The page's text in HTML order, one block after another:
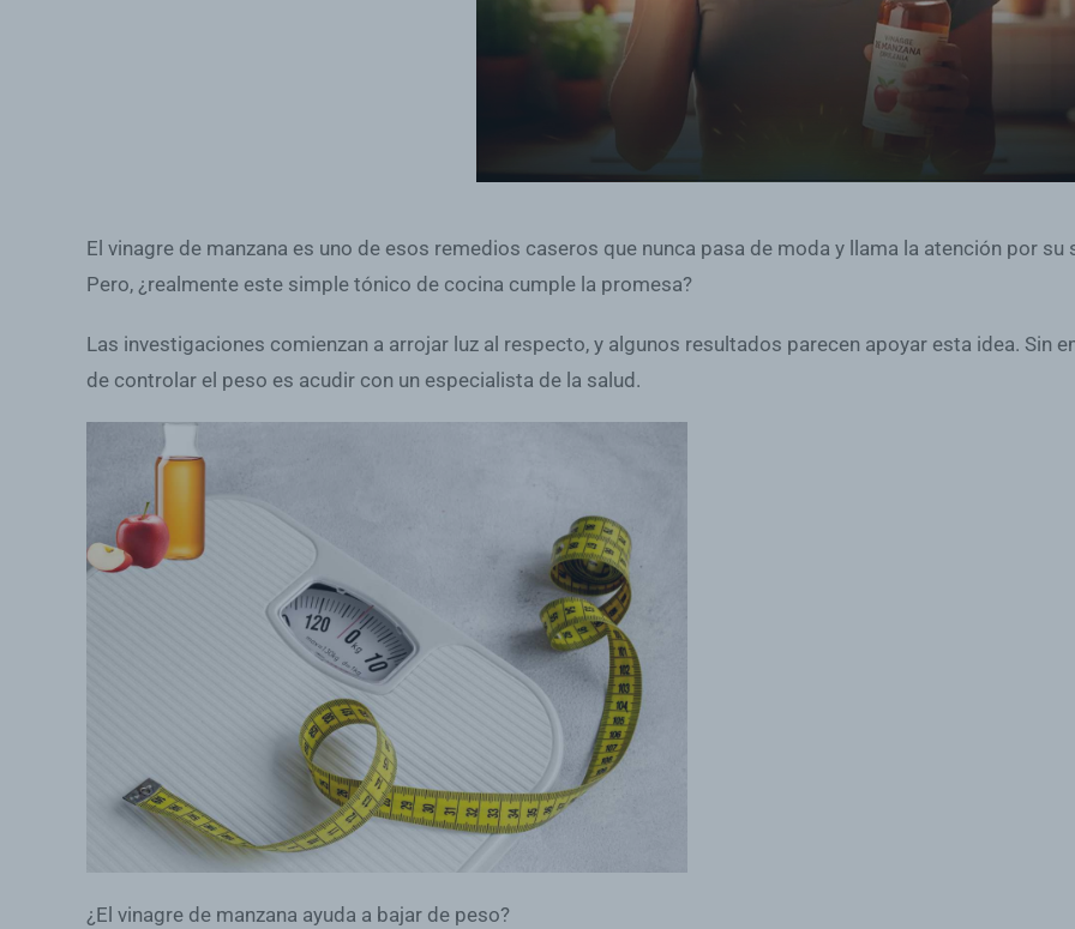
El vinagre de manzana es uno de esos remedios caseros que nunca pasa de moda y llama la atención por
Pero, ¿realmente este simple tónico de cocina cumple la promesa?
Las investigaciones comienzan a arrojar luz al respecto, y algunos resultados parecen apoyar esta idea. Sin
de controlar el peso es acudir con un especialista de la salud.
¿El vinagre de manzana ayuda a bajar de peso?